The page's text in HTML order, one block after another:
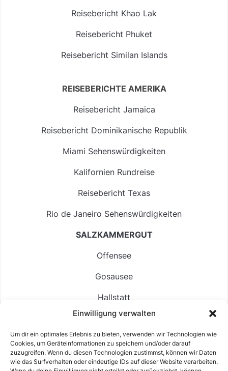
Einwilligung verwalten
Um dir ein optimales Erlebnis zu bieten, verwenden wir Technologien wie
Cookies, um Geräteinformationen zu speichern und/oder darauf
zuzugreifen. Wenn du diesen Technologien zustimmst, können wir Daten
wie das Surfverhalten oder eindeutige IDs auf dieser Website verarbeiten.
Reisebericht Khao Lak
Reisebericht Phuket
Reisebericht Similan Islands
REISEBERICHTE AMERIKA
Reisebericht Jamaica
Reisebericht Dominikanische Republik
Miami Sehenswürdigkeiten
Kalifornien Rundreise
Reisebericht Texas
Rio de Janeiro Sehenswürdigkeiten
SALZKAMMERGUT
Offensee
Gosausee
Hallstatt
Langbathsee
Altausseer See
Hintersee